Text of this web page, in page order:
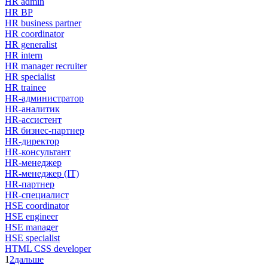
HR BP
HR business partner
HR coordinator
HR generalist
HR intern
HR manager recruiter
HR specialist
HR trainee
HR-администратор
HR-аналитик
HR-ассистент
HR бизнес-партнер
HR-директор
HR-консультант
HR-менеджер
HR-менеджер (IT)
HR-партнер
HR-специалист
HSE coordinator
HSE engineer
HSE manager
HSE specialist
HTML CSS developer
1 2дальше